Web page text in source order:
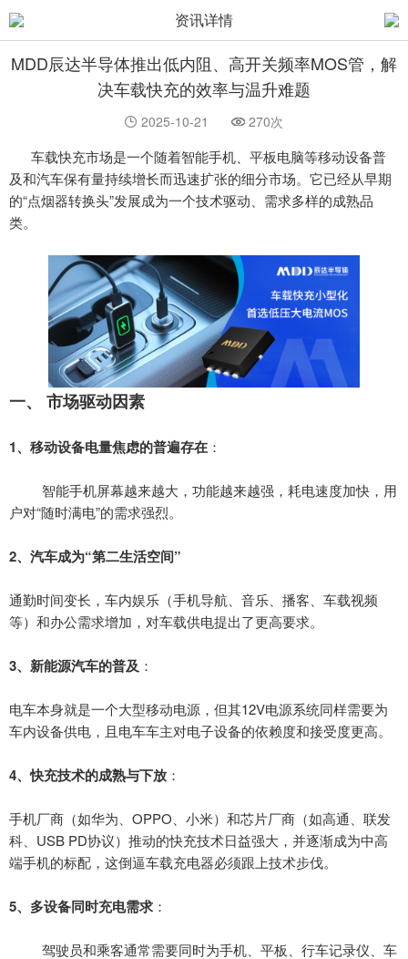
资讯详情
MDD辰达半导体推出低内阻、高开关频率MOS管，解
决车载快充的效率与温升难题
2025-10-21 270次
车载快充市场是一个随着智能手机、平板电脑等移动设备普
及和汽车保有量持续增长而迅速扩张的细分市场。它已经从早期
的“点烟器转换头”发展成为一个技术驱动、需求多样的成熟品
类。
一、 市场驱动因素
1、 移动设备电量焦虑的普遍存在 ：
智能手机屏幕越来越大，功能越来越强，耗电速度加快，用
户对“随时满电”的需求强烈。
2、 汽车成为“第二生活空间”
通勤时间变长，车内娱乐（手机导航、音乐、播客、车载视频
等）和办公需求增加，对车载供电提出了更高要求。
3、 新能源汽车的普及 ：
电车本身就是一个大型移动电源，但其12V电源系统同样需要为
车内设备供电，且电车车主对电子设备的依赖度和接受度更高。
4、快充技术的成熟与下放 ：
手机厂商（如华为、 OPPO、小米）和芯片厂商（如高通、联发
科、USB PD协议）推动的快充技术日益强大，并逐渐成为中高
端手机的标配，这倒逼车载充电器必须跟上技术步伐。
5、 多设备同时充电需求 ：
驾驶员和乘客通常需要同时为手机、平板、行车记录仪、车